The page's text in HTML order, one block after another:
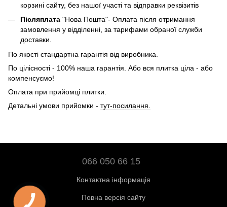
корзині сайту, без нашої участі та відправки реквізитів
Післяплата "Нова Пошта"- Оплата після отримання
замовлення у відділенні, за тарифами обраної служби
доставки.
По якості стандартна гарантія від виробника.
По цілісності - 100% наша гарантія. Або вся плитка ціла - або
компенсуємо!
Оплата при прийомці плитки.
Детальні умови прийомки - тут-посилання.
066 050 66 15
Контактна інформація
Повна версія сайту